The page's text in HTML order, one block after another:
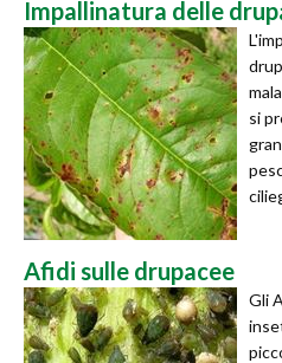
Impallinatura delle
si
Afidi sulle drupacee
Gli